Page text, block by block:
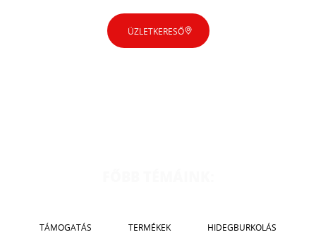
ÜZLETKERESŐ
TÁMOGATÁS TERMÉKEK HIDEGBURKOLÁS